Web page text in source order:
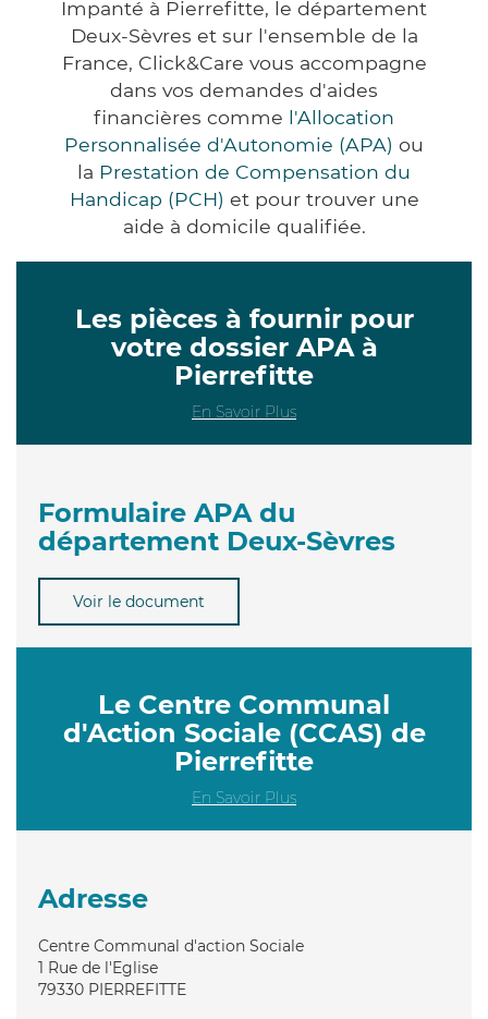
Impanté à Pierrefitte, le département
Deux-Sèvres et sur l'ensemble de la
France, Click&Care vous accompagne
dans vos demandes d'aides
financières comme l'Allocation
Personnalisée d'Autonomie (APA) ou
la Prestation de Compensation du
Handicap (PCH) et pour trouver une
aide à domicile qualifiée.
Les pièces à fournir pour
votre dossier APA à
Pierrefitte
En Savoir Plus
Formulaire APA du
département Deux-Sèvres
Voir le document
Le Centre Communal
d'Action Sociale (CCAS) de
Pierrefitte
En Savoir Plus
Adresse
Centre Communal d'action Sociale
1 Rue de l'Eglise
79330 PIERREFITTE